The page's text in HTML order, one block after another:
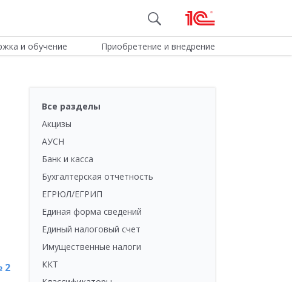
и обучение Приобретение и внедрение
2
Все разделы
Акцизы
АУСН
Банк и касса
Бухгалтерская отчетность
ЕГРЮЛ/ЕГРИП
Единая форма сведений
Единый налоговый счет
Имущественные налоги
ККТ